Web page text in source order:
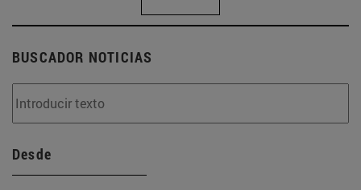
BUSCADOR NOTICIAS
Desde